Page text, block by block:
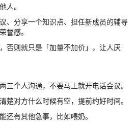
人。
、分享一个知识点、担任新成员的辅导
誉感。
否则就只是「加量不加价」，让人厌
三个人沟通，不要马上就开电话会议。
楚对方什么时候有空，提前约好时间。
还有其他急事，比如喂奶。